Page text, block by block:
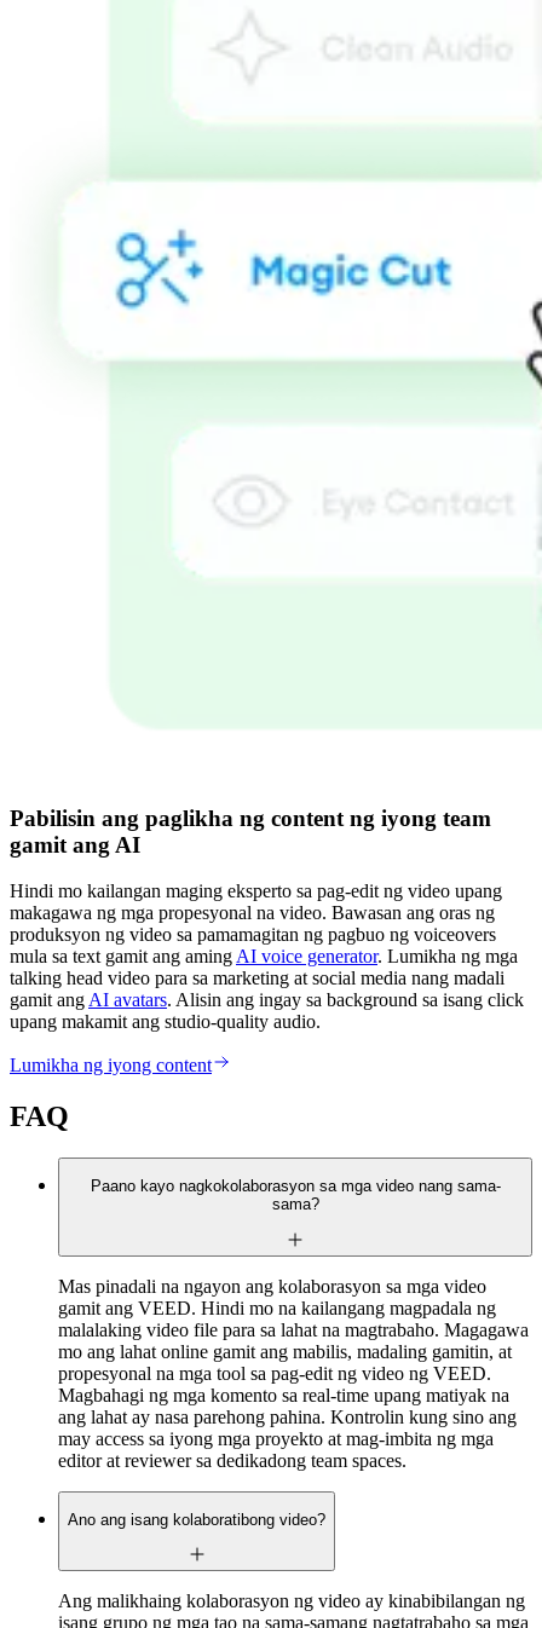
Pabilisin ang paglikha ng content ng iyong team
gamit ang AI
Hindi mo kailangan maging eksperto sa pag-edit ng video upang
makagawa ng mga propesyonal na video. Bawasan ang oras ng
produksyon ng video sa pamamagitan ng pagbuo ng voiceovers
mula sa text gamit ang aming AI voice generator. Lumikha ng mga
talking head video para sa marketing at social media nang madali
gamit ang AI avatars. Alisin ang ingay sa background sa isang click
upang makamit ang studio-quality audio.
Lumikha ng iyong content
FAQ
Paano kayo nagkokolaborasyon sa mga video nang sama-
sama?
Mas pinadali na ngayon ang kolaborasyon sa mga video
gamit ang VEED. Hindi mo na kailangang magpadala ng
malalaking video file para sa lahat na magtrabaho. Magagawa
mo ang lahat online gamit ang mabilis, madaling gamitin, at
propesyonal na mga tool sa pag-edit ng video ng VEED.
Magbahagi ng mga komento sa real-time upang matiyak na
ang lahat ay nasa parehong pahina. Kontrolin kung sino ang
may access sa iyong mga proyekto at mag-imbita ng mga
editor at reviewer sa dedikadong team spaces.
Ano ang isang kolaboratibong video?
Ang malikhaing kolaborasyon ng video ay kinabibilangan ng
isang grupo ng mga tao na sama-samang nagtatrabaho sa mga